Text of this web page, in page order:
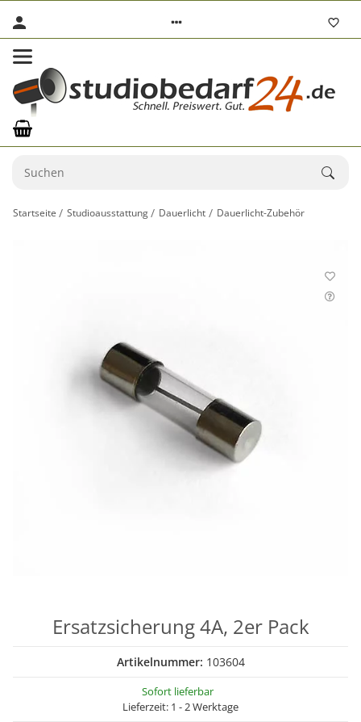
Startseite Studioausstattung Dauerlicht Dauerlicht-Zubehör
Ersatzsicherung 4A, 2er Pack
Artikelnummer: 103604
Sofort lieferbar
Lieferzeit: 1 - 2 Werktage